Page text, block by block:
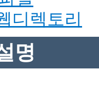
디렉토리
명